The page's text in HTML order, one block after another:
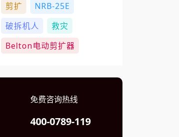
剪扩
NRB-25E
破拆机人
救灾
Belton电动剪扩器
免费咨询热线
400-0789-119